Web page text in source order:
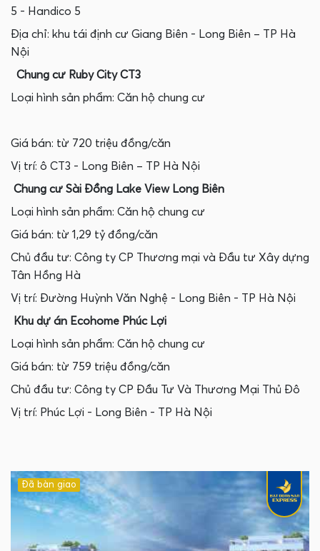
5 - Handico 5
Địa chỉ: khu tái định cư Giang Biên - Long Biên – TP Hà
Nội
Chung cư Ruby City CT3
Loại hình sản phẩm: Căn hộ chung cư
Giá bán: từ 720 triệu đồng/căn
Vị trí: ô CT3 - Long Biên – TP Hà Nội
Chung cư Sài Đồng Lake View Long Biên
Loại hình sản phẩm: Căn hộ chung cư
Giá bán: từ 1,29 tỷ đồng/căn
Chủ đầu tư: Công ty CP Thương mại và Đầu tư Xây dựng
Tân Hồng Hà
Vị trí: Đường Huỳnh Văn Nghệ - Long Biên - TP Hà Nội
Khu dự án Ecohome Phúc Lợi
Loại hình sản phẩm: Căn hộ chung cư
Giá bán: từ 759 triệu đồng/căn
Chủ đầu tư: Công ty CP Đầu Tư Và Thương Mại Thủ Đô
Vị trí: Phúc Lợi - Long Biên - TP Hà Nội
Đã bàn giao